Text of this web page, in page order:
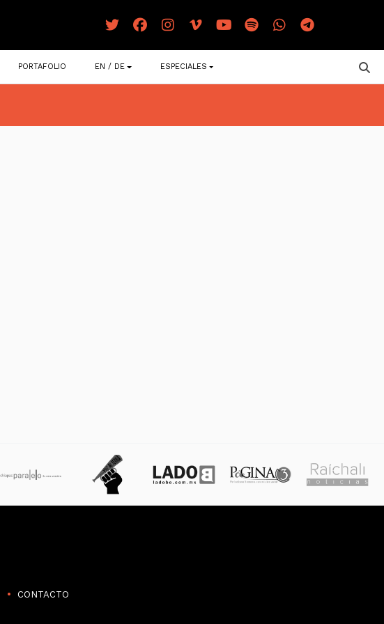
PORTAFOLIO EN / DE ESPECIALES
CONTACTO